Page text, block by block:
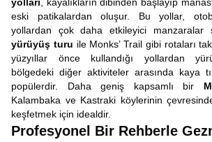
eski patikalardan oluşur. Bu yollar,
yollardan çok daha etkileyici manzaralar
yürüyüş turu ile Monks’ Trail gibi rotaları
yüzyıllar önce kullandığı yollardan
bölgedeki diğer aktiviteler arasında kaya
popülerdir. Daha geniş kapsamlı bir
Kalambaka ve Kastraki köylerinin
keşfetmek için idealdir.
Profesyonel Bir Rehberle